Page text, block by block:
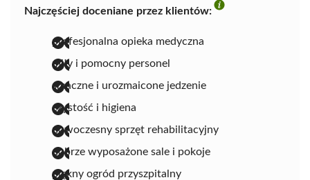
Najczęściej doceniane przez klientów:
profesjonalna opieka medyczna
miły i pomocny personel
smaczne i urozmaicone jedzenie
czystość i higiena
nowoczesny sprzęt rehabilitacyjny
dobrze wyposażone sale i pokoje
piękny ogród przyszpitalny